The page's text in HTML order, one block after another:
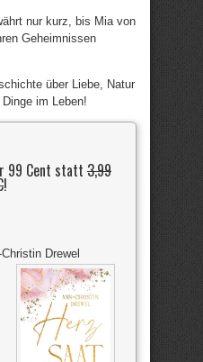
nur kurz, bis Mia von
Geheimnissen
über Liebe, Natur
im Leben!
99 Cent statt 3,99
!
Drewel